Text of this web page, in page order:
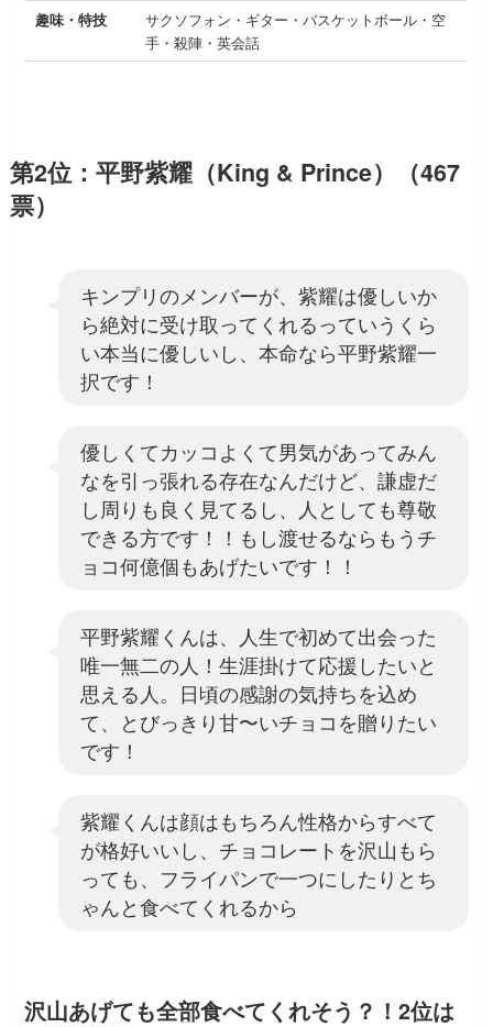
趣味・特技
サクソフォン・ギター・バスケットボール・空
手・殺陣・英会話
第2位：平野紫耀（King & Prince）（467
票）
キンプリのメンバーが、紫耀は優しいか
ら絶対に受け取ってくれるっていうくら
い本当に優しいし、本命なら平野紫耀一
択です！
優しくてカッコよくて男気があってみん
なを引っ張れる存在なんだけど、謙虚だ
し周りも良く見てるし、人としても尊敬
できる方です！！もし渡せるならもうチ
ョコ何億個もあげたいです！！
平野紫耀くんは、人生で初めて出会った
唯一無二の人！生涯掛けて応援したいと
思える人。日頃の感謝の気持ちを込め
て、とびっきり甘〜いチョコを贈りたい
です！
紫耀くんは顔はもちろん性格からすべて
が格好いいし、チョコレートを沢山もら
っても、フライパンで一つにしたりとち
ゃんと食べてくれるから
沢山あげても全部食べてくれそう？！2位は